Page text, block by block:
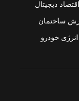
اقتصاد دیجیتال
ساختمان
انرژی خودرو